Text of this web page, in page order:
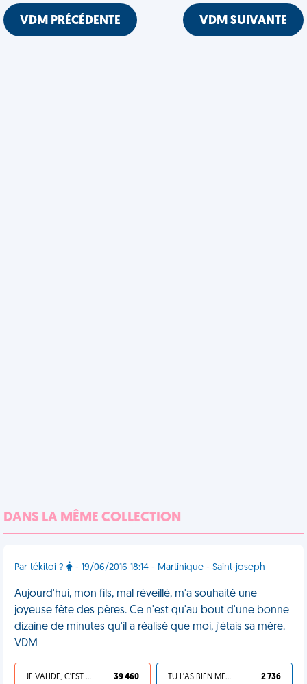
VDM PRÉCÉDENTE VDM SUIVANTE
DANS LA MÊME COLLECTION
Par tékitoi ? - 19/06/2016 18:14 - Martinique - Saint-joseph
Aujourd'hui, mon fils, mal réveillé, m'a souhaité une
joyeuse fête des pères. Ce n'est qu'au bout d'une bonne
dizaine de minutes qu'il a réalisé que moi, j'étais sa mère.
VDM
JE VALIDE, C'EST UNE VDM 39 460 TU L'AS BIEN MÉRITÉ 2 736